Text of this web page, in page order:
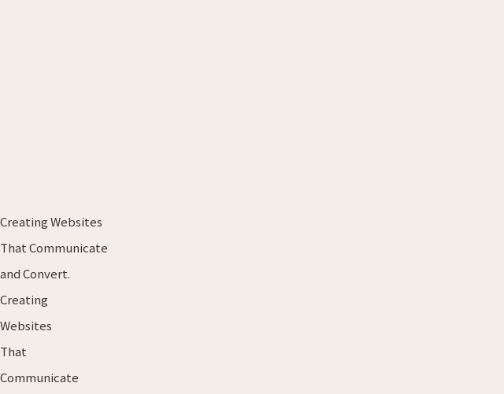
CreatingWebsites
That Communicate
and Convert.
Creating
Websites
That
Communicate